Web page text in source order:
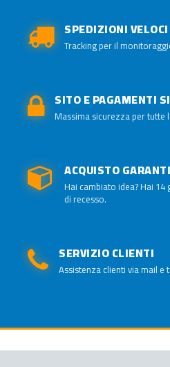
SPEDIZIONI VELOCI
Tracking per il
SITO E PAGAMENTI
Massima sicurezza per tutte
ACQUISTO
Hai cambiato idea? Hai
di recesso.
SERVIZIO CLIENTI
Assistenza clienti via mail